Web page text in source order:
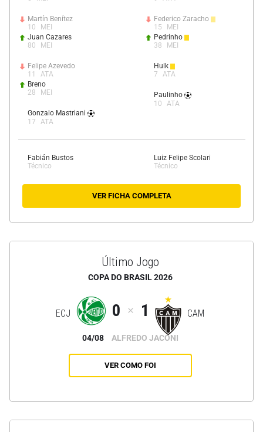
Martín Benítez
10
MEI
Juan Cazares
80
MEI
Felipe Azevedo
11
ATA
Breno
28
MEI
Gonzalo Mastriani
17
ATA
Federico Zaracho
15
MEI
Pedrinho
38
MEI
Hulk
7
ATA
Paulinho
10
ATA
Fabián Bustos
Técnico
Luiz Felipe Scolari
Técnico
VER FICHA COMPLETA
Último Jogo
COPA DO BRASIL 2026
ECJ 0 1 CAM
04/08 ALFREDO JACONI
VER COMO FOI